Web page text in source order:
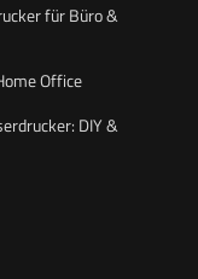
für Büro &
Office
DIY &